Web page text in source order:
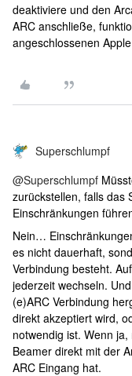
deaktiviere und den
ARC anschließe,
angeschlossenen
Superschlumpf
@Superschlumpf
zurückstellen, falls das
Einschränkungen
Nein…
es nicht dauerhaft,
Verbindung besteht.
jederzeit wechseln.
(e)ARC Verbindung
direkt akzeptiert wird,
notwendig ist. Wenn
Beamer direkt mit der
ARC Eingang hat.